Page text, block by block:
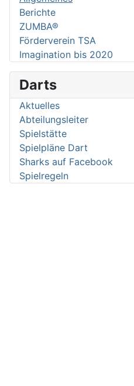
Berichte
ZUMBA®
Förderverein TSA
Imagination bis 2020
Darts
Aktuelles
Abteilungsleiter
Spielstätte
Spielpläne Dart
Sharks auf Facebook
Spielregeln